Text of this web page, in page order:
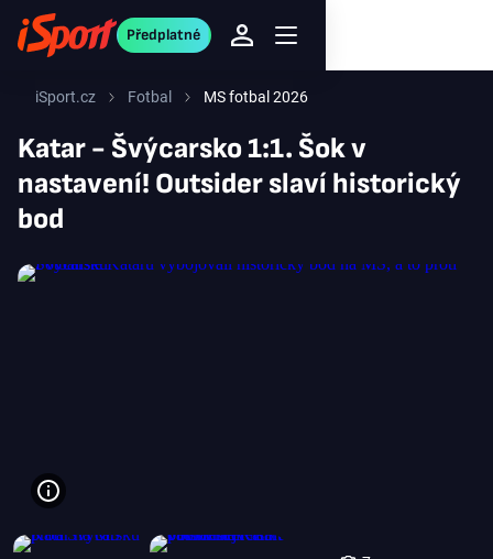
Předplatné
iSport.cz Fotbal MS fotbal 2026
Katar - Švýcarsko 1:1. Šok v
nastavení! Outsider slaví historický
bod